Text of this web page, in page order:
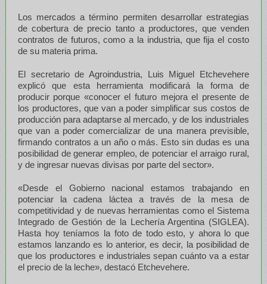
Los mercados a término permiten desarrollar estrategias
de cobertura de precio tanto a productores, que venden
contratos de futuros, como a la industria, que fija el costo
de su materia prima.
El secretario de Agroindustria, Luis Miguel Etchevehere
explicó que esta herramienta modificará la forma de
producir porque «conocer el futuro mejora el presente de
los productores, que van a poder simplificar sus costos de
producción para adaptarse al mercado, y de los industriales
que van a poder comercializar de una manera previsible,
firmando contratos a un año o más. Esto sin dudas es una
posibilidad de generar empleo, de potenciar el arraigo rural,
y de ingresar nuevas divisas por parte del sector».
«Desde el Gobierno nacional estamos trabajando en
potenciar la cadena láctea a través de la mesa de
competitividad y de nuevas herramientas como el Sistema
Integrado de Gestión de la Lechería Argentina (SIGLEA).
Hasta hoy teníamos la foto de todo esto, y ahora lo que
estamos lanzando es lo anterior, es decir, la posibilidad de
que los productores e industriales sepan cuánto va a estar
el precio de la leche», destacó Etchevehere.